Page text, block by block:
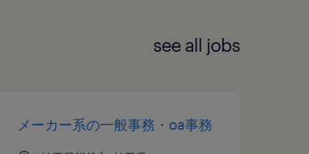
see all jobs
メーカー系の一般事務・oa事務